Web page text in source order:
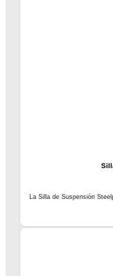
La Silla de Suspensión